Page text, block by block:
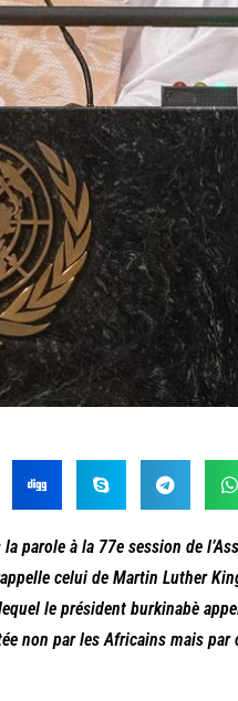
parole à la 77e session de
celui de Martin Luther
le président burkinabè
non par les Africains mais